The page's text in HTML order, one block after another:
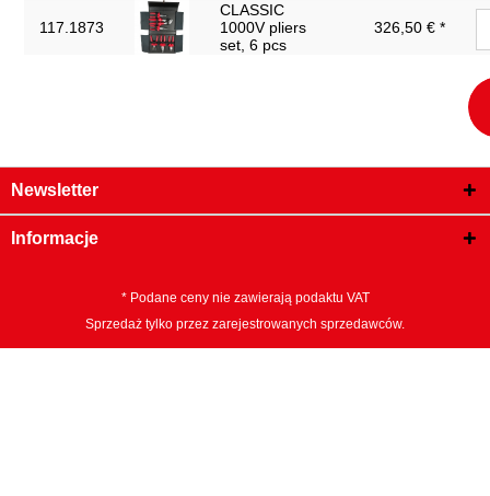
117.1873
CLASSIC
1000V pliers
set, 6 pcs
326,50 € *
Newsletter
Informacje
* Podane ceny nie zawierają podaktu VAT
Sprzedaż tylko przez zarejestrowanych sprzedawców.